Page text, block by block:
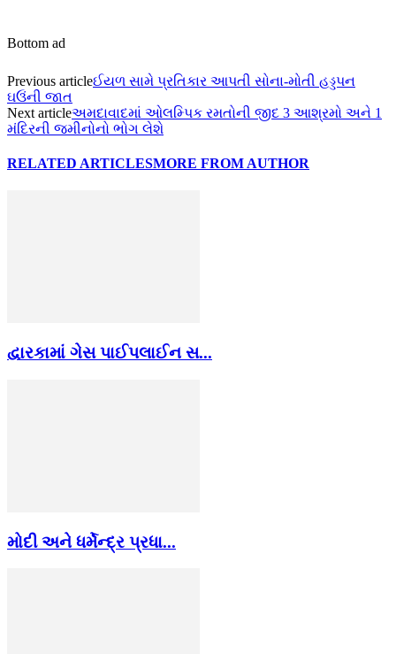
Bottom ad
Previous articleઈયળ સામે પ્રતિકાર આપતી સોના-મોતી હડ્ડપન
ઘઉંની જાત
Next articleઅમદાવાદમાં ઓલમ્પિક રમતોની જીદ 3 આશ્રમો અને 1
મંદિરની જમીનોનો ભોગ લેશે
RELATED ARTICLESMORE FROM AUTHOR
દ્વારકામાં ગેસ પાઈપલાઈન સ...
મોદી અને ધર્મેન્દ્ર પ્રધા...